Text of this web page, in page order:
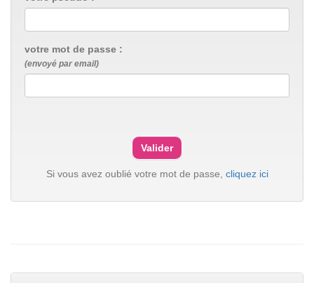
votre mot de passe :
(envoyé par email)
Si vous avez oublié votre mot de passe, cliquez ici